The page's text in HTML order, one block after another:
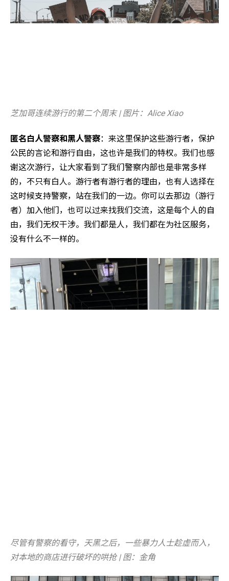
芝加哥连续游行的第二个周末 | 图片：Alice Xiao
匿名白人警察和黑人警察：来这里保护这些游行者，保护
公民的言论和游行自由，这也许是我们的特权。我们也感
谢这次游行，让大家看到了我们警察内部也是非常多样
的，不只有白人。游行者有游行者的理由，也有人选择在
这时候支持警察，站在我们的一边。你可以去那边（游行
者）加入他们，也可以过来找我们交流，这是每个人的自
由，我们无权干涉。我们都是人，我们都在为社区服务，
没有什么不一样的。
尽管有警察的看守，天黑之后，一些暴力人士趁虚而入，
对本地的商店进行破坏的哄抢 | 图：金角